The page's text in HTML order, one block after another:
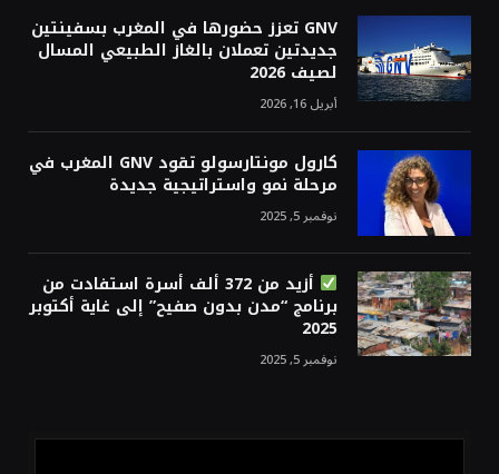
GNV تعزز حضورها في المغرب بسفينتين
جديدتين تعملان بالغاز الطبيعي المسال
لصيف 2026
أبريل 16, 2026
كارول مونتارسولو تقود GNV المغرب في
مرحلة نمو واستراتيجية جديدة
نوفمبر 5, 2025
أزيد من 372 ألف أسرة استفادت من
برنامج “مدن بدون صفيح” إلى غاية أكتوبر
2025
نوفمبر 5, 2025